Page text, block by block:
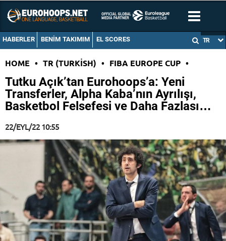
HABERLER BENIM TAKIMIM EL SCORES TR
HOME • TR (TURKISH) • FIBA EUROPE CUP •
Tutku Açık’tan Eurohoops’a: Yeni
Transferler, Alpha Kaba’nın Ayrılışı,
Basketbol Felsefesi ve Daha Fazlası…
22/EYL/22 10:55